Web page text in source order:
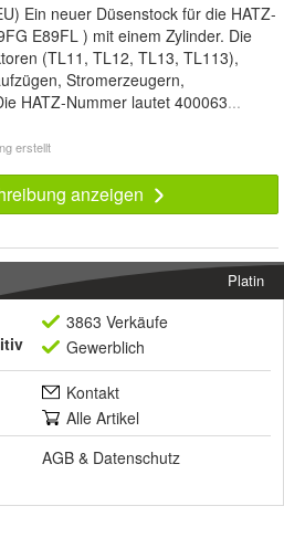
Ein neuer Düsenstock für die HATZ-
E89FL ) mit einem Zylinder. Die
(TL11, TL12, TL13, TL113),
Stromerzeugern,
HATZ-Nummer lautet 400063...
erstellt
anzeigen
Platin
3863 Verkäufe
Gewerblich
Kontakt
Alle Artikel
AGB & Datenschutz